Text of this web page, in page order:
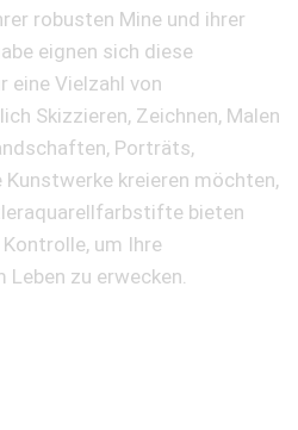
robusten Mine und ihrer
eignen sich diese
Vielzahl von
Skizzieren, Zeichnen, Malen
Porträts,
kreieren möchten,
bieten
um Ihre
zu erwecken.